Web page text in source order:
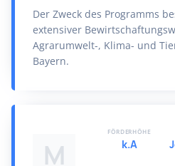
Der Zweck des Programms
extensiver
Agrarumwelt-, Klima- und
Bayern.
M
FÖRDERHÖHE
k.A